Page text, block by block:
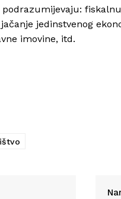
jedinstvenog
imovine, itd.